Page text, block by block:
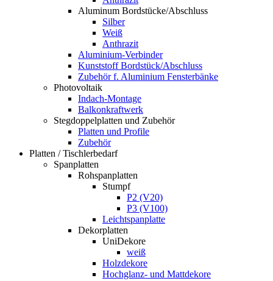
Aluminum Bordstücke/Abschluss
Silber
Weiß
Anthrazit
Aluminium-Verbinder
Kunststoff Bordstück/Abschluss
Zubehör f. Aluminium Fensterbänke
Photovoltaik
Indach-Montage
Balkonkraftwerk
Stegdoppelplatten und Zubehör
Platten und Profile
Zubehör
Platten / Tischlerbedarf
Spanplatten
Rohspanplatten
Stumpf
P2 (V20)
P3 (V100)
Leichtspanplatte
Dekorplatten
UniDekore
weiß
Holzdekore
Hochglanz- und Mattdekore